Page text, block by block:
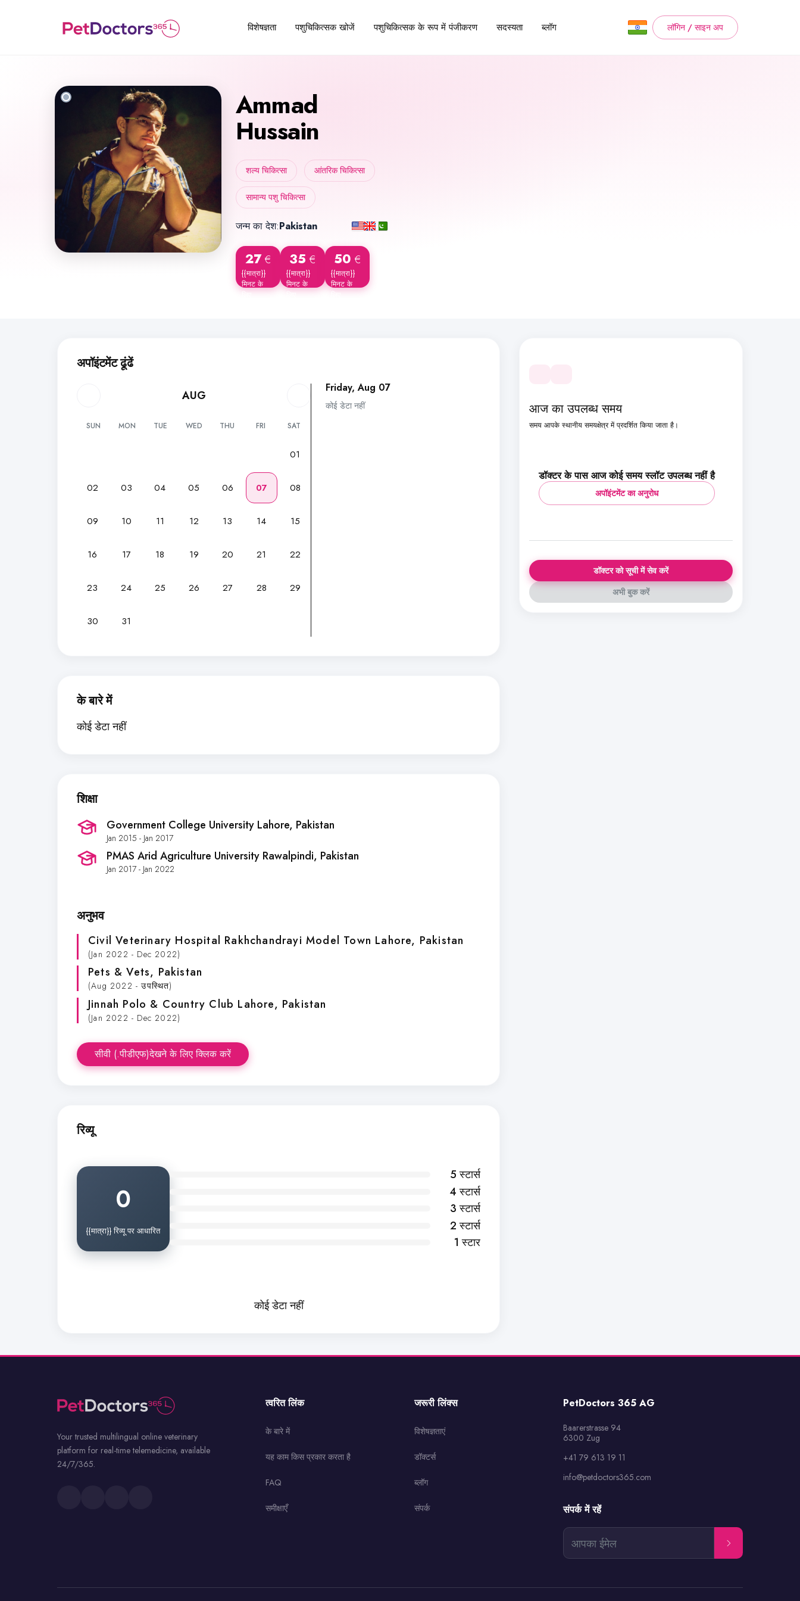
विशेषज्ञता पशुचिकित्सक खोजें पशुचिकित्सक के रूप में पंजीकरण सदस्यता ब्लॉग लॉगिन / साइन अप
Ammad
Hussain
शल्य चिकित्सा आंतरिक चिकित्सा
सामान्य पशु चिकित्सा
जन्म का देश:Pakistan
27 €
{{मात्रा}}
मिनट के
लिए
35 €
{{मात्रा}}
मिनट के
लिए
50 €
{{मात्रा}}
मिनट के
लिए
अपॉइंटमेंट ढूंढें
AUG
SUN MON TUE WED THU FRI SAT
01
02 03 04 05 06 07 08
09 10 11 12 13 14 15
16 17 18 19 20 21 22
23 24 25 26 27 28 29
30 31
Friday, Aug 07
कोई डेटा नहीं
के बारे में
कोई डेटा नहीं
शिक्षा
Government College University Lahore, Pakistan
Jan 2015 - Jan 2017
PMAS Arid Agriculture University Rawalpindi, Pakistan
Jan 2017 - Jan 2022
अनुभव
Civil Veterinary Hospital Rakhchandrayi Model Town Lahore, Pakistan
(Jan 2022 - Dec 2022)
Pets & Vets, Pakistan
(Aug 2022 - उपस्थित)
Jinnah Polo & Country Club Lahore, Pakistan
(Jan 2022 - Dec 2022)
सीवी (.पीडीएफ)देखने के लिए क्लिक करें
रिव्यू
0
{{मात्रा}} रिव्यू पर आधारित
5 स्टार्स
4 स्टार्स
3 स्टार्स
2 स्टार्स
1 स्टार
कोई डेटा नहीं
आज का उपलब्ध समय
समय आपके स्थानीय समयक्षेत्र में प्रदर्शित किया जाता है।
डॉक्टर के पास आज कोई समय स्लॉट उपलब्ध नहीं है
अपॉइंटमेंट का अनुरोध
डॉक्टर को सूची में सेव करें
अभी बुक करें
Your trusted multilingual online veterinary
platform for real-time telemedicine, available
24/7/365.
त्वरित लिंक
के बारे में
यह काम किस प्रकार करता है
FAQ
समीक्षाएँ
जरूरी लिंक्स
विशेषज्ञताएं
डॉक्टर्स
ब्लॉग
संपर्क
PetDoctors 365 AG
Baarerstrasse 94
6300 Zug
+41 79 613 19 11
info@petdoctors365.com
संपर्क में रहें
आपका ईमेल